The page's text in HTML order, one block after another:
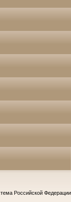
Российской